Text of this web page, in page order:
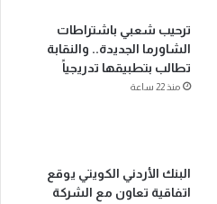
ترحيب شعبي باشتراطات
الشاورما الجديدة.. والنقابة
تطالب بتطبيقها تدريجياً
منذ 22 ساعة
البنك الأردني الكويتي يوقع
اتفاقية تعاون مع الشركة